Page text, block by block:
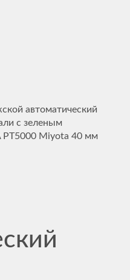
автоматический
с зеленым
PT5000 Miyota 40 мм